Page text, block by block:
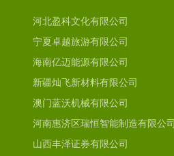
河北盈科文化有限公司
宁夏卓越旅游有限公司
海南亿迈能源有限公司
新疆灿飞新材料有限公司
澳门蓝沃机械有限公司
河南惠济区瑞恒智能制造有限公司
山西丰泽证券有限公司